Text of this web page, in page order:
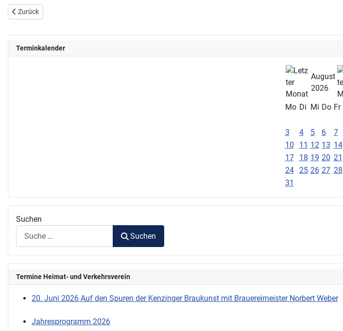
Terminkalender
August
2026
Mo Di Mi Do Fr
3
4 5 6 7
10
11 12 13 14
17
18 19 20 21
24
25 26 27 28
31
Suchen
Suchen
Termine Heimat- und Verkehrsverein
20. Juni 2026 Auf den Spuren der Kenzinger Braukunst mit Brauereimeister Norbert Weber
Jahresprogramm 2026
Vorheriger Beitrag: 03.09.2022 Fahrt nach Neuenburg am Rhein
Zurück